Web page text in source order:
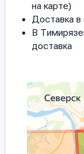
на карте)
Доставка
В
доставка